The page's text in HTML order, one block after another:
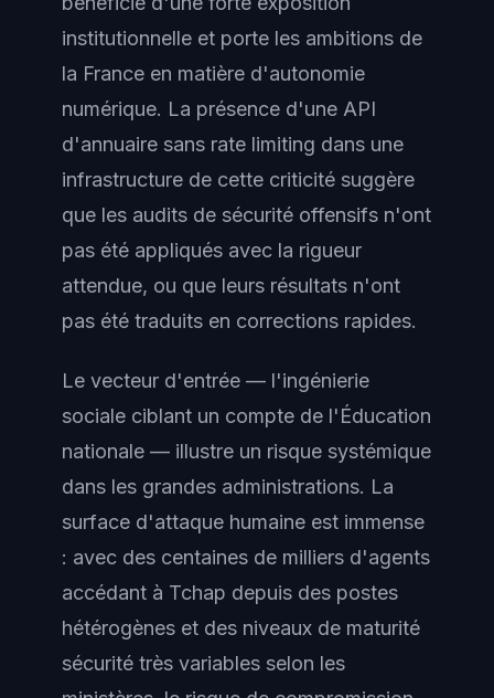
institutionnelle et porte les ambitions de
la France en matière d'autonomie
numérique. La présence d'une API
d'annuaire sans rate limiting dans une
infrastructure de cette criticité suggère
que les audits de sécurité offensifs n'ont
pas été appliqués avec la rigueur
attendue, ou que leurs résultats n'ont
pas été traduits en corrections rapides.
Le vecteur d'entrée — l'ingénierie
sociale ciblant un compte de l'Éducation
nationale — illustre un risque systémique
dans les grandes administrations. La
surface d'attaque humaine est immense
: avec des centaines de milliers d'agents
accédant à Tchap depuis des postes
hétérogènes et des niveaux de maturité
sécurité très variables selon les